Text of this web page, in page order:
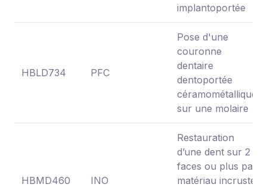
implantoportée
HBLD734 PFC
Pose d'une
couronne
dentaire
dentoportée
céramométallique
sur une molaire
HBMD460 INO
Restauration
d’une dent sur 2
faces ou plus par
matériau incrusté